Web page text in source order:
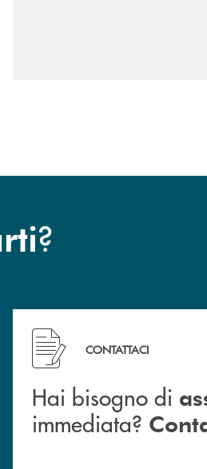
?
Hai bisogno di assistenza
CONTATTACI
Hai bisogno di
immediata?